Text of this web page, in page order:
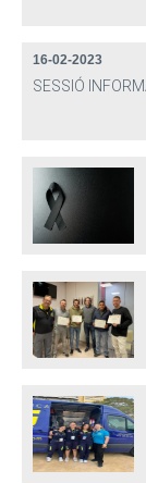
16-02-2023
SESSIÓ